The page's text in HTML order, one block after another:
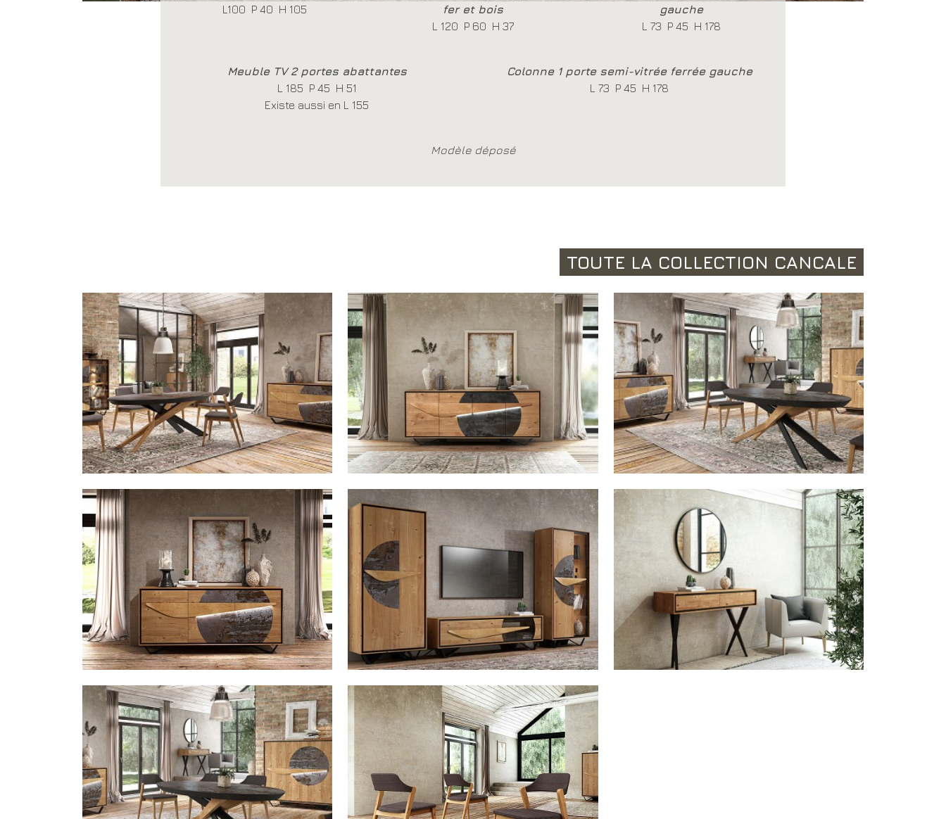
L100 P 40 H 105
fer et bois
L 120 P 60 H 37
gauche
L 73 P 45 H 178
Meuble TV 2 portes abattantes
L 185 P 45 H 51
Existe aussi en L 155
Colonne 1 porte semi-vitrée ferrée gauche
L 73 P 45 H 178
Modèle déposé
TOUTE LA COLLECTION CANCALE